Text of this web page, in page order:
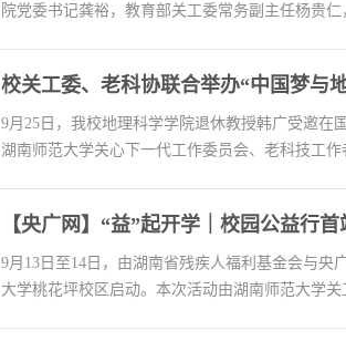
院党委书记龚裕，教育部关工委常务副主任杨贵
校关工委、老科协联合举办“中国梦与
9月25日，我校地理科学学院退休教授韩广受邀在
湖南师范大学关心下一代工作委员会、老科技工
【央广网】“益”起开学｜校园公益行
9月13日至14日，由湖南省残疾人福利基金会与
大学桃花坪校区启动。本次活动由湖南师范大学